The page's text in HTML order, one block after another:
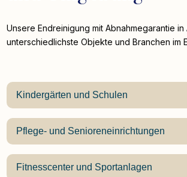
Unsere Endreinigung mit Abnahmegarantie
unterschiedlichste Objekte und Branchen im
Kindergärten und Schulen
Pflege- und Senioreneinrichtungen
Fitnesscenter und Sportanlagen